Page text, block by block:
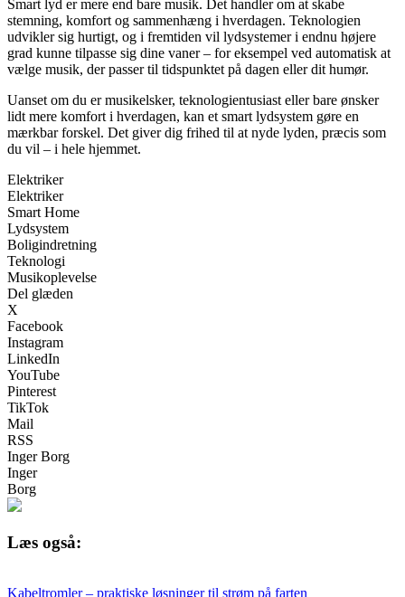
Smart lyd er mere end bare musik. Det handler om at skabe
stemning, komfort og sammenhæng i hverdagen. Teknologien
udvikler sig hurtigt, og i fremtiden vil lydsystemer i endnu højere
grad kunne tilpasse sig dine vaner – for eksempel ved automatisk at
vælge musik, der passer til tidspunktet på dagen eller dit humør.
Uanset om du er musikelsker, teknologientusiast eller bare ønsker
lidt mere komfort i hverdagen, kan et smart lydsystem gøre en
mærkbar forskel. Det giver dig frihed til at nyde lyden, præcis som
du vil – i hele hjemmet.
Elektriker
Elektriker
Smart Home
Lydsystem
Boligindretning
Teknologi
Musikoplevelse
Del glæden
X
Facebook
Instagram
LinkedIn
YouTube
Pinterest
TikTok
Mail
RSS
Inger Borg
Inger
Borg
Læs også:
Kabeltromler – praktiske løsninger til strøm på farten